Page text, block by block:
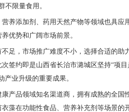
不限量食用。
养添加剂、药用天然产物等领域也具应
优势和广阔市场前景。
足，市场推广难度不小，选择合适的助
签约即是山西省长治市潞城区坚持“项
产业升级的重要成果。
产品领域知名渠道商，拥有成熟的全国
藻在功能性食品、营养补充剂等场景的